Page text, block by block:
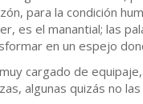
para la condición
es el manantial; las
en un espejo
cargado de
algunas quizás no